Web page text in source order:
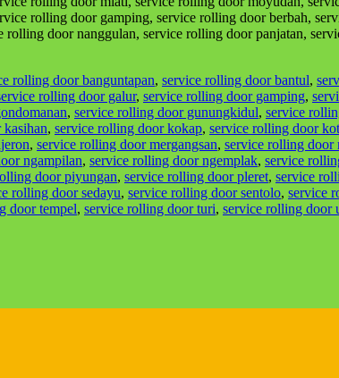
rolling door gamping, service rolling door berbah,
door nanggulan, service rolling door panjatan,
rolling door banguntapan, service rolling door bantul,
rolling door galur, service rolling door gamping,
, service rolling door gunungkidul, service
, service rolling door kokap, service rolling door
, service rolling door mergangsan, service rolling door
ngampilan, service rolling door ngemplak, service
door piyungan, service rolling door pleret, service
rolling door sedayu, service rolling door sentolo, service
door tempel, service rolling door turi, service rolling door